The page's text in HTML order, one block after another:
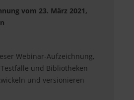
vom 23. März 2021,
Webinar-Aufzeichnung,
und Bibliotheken
und versionieren